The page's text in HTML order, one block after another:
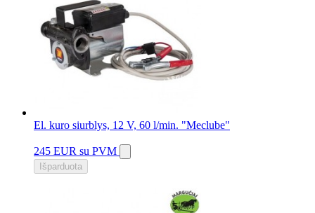
El. kuro siurblys, 12 V, 60 l/min. "Meclube"
245 EUR su PVM
Išparduota